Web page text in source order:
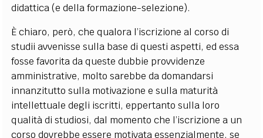
didattica (e della formazione-selezione).
È chiaro, però, che qualora l’iscrizione al corso di
studii avvenisse sulla base di questi aspetti, ed essa
fosse favorita da queste dubbie provvidenze
amministrative, molto sarebbe da domandarsi
innanzitutto sulla motivazione e sulla maturità
intellettuale degli iscritti, eppertanto sulla loro
qualità di studiosi, dal momento che l’iscrizione a un
corso dovrebbe essere motivata essenzialmente, se